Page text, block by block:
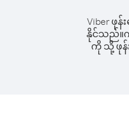
Viber ဖု
နိုင်သည်။
ကို သို့ ဖုန်